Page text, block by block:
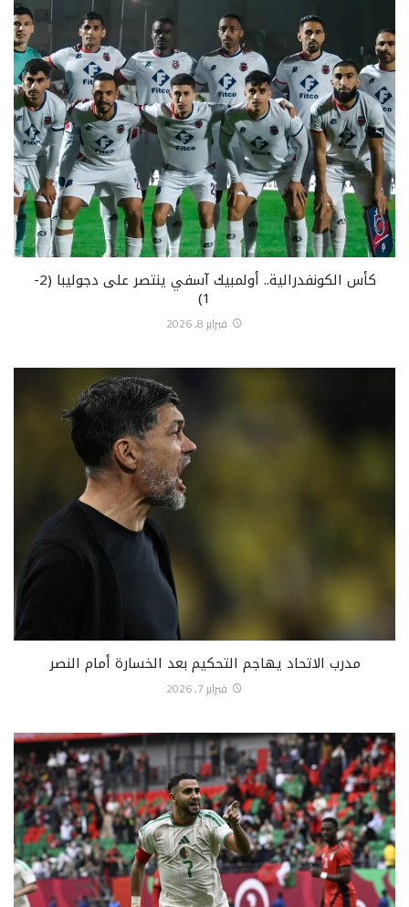
كأس الكونفدرالية.. أولمبيك آسفي ينتصر على دجوليبا (2-
1)
فبراير 8, 2026
مدرب الاتحاد يهاجم التحكيم بعد الخسارة أمام النصر
فبراير 7, 2026